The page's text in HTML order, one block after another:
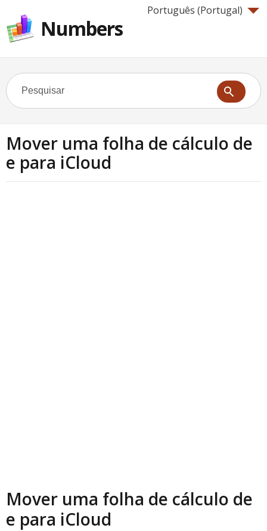
Português (Portugal)‎
Numbers
Mover uma folha de cálculo de
e para iCloud
Mover uma folha de cálculo de
e para iCloud